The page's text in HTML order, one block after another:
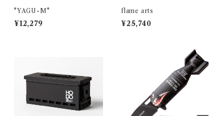
"YAGU-M"
¥12,279
flame arts
¥25,740